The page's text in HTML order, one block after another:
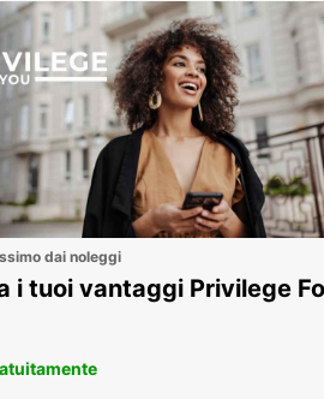
dai noleggi
i tuoi vantaggi Privilege